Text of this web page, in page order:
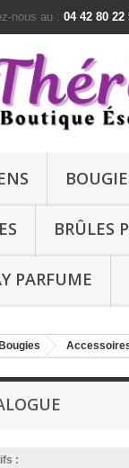
nous au : 04 42 80 22
BRÛLES
PARFUME
Bougies
: